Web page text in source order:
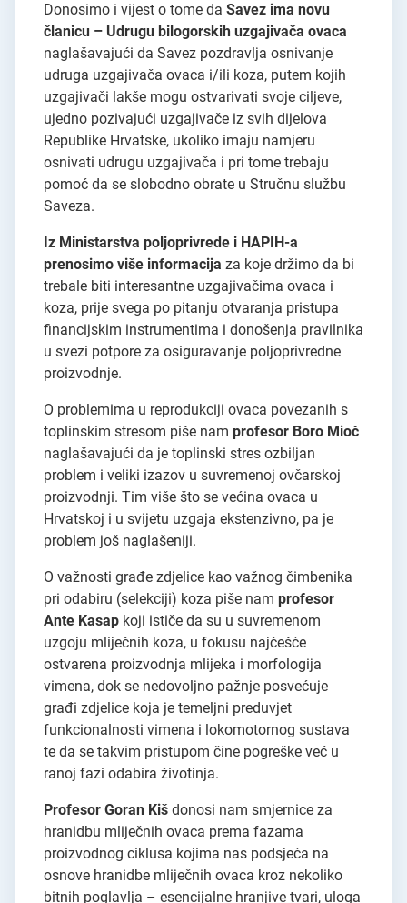
Donosimo i vijest o tome da Savez ima novu
članicu – Udrugu bilogorskih uzgajivača ovaca
naglašavajući da Savez pozdravlja osnivanje
udruga uzgajivača ovaca i/ili koza, putem kojih
uzgajivači lakše mogu ostvarivati svoje ciljeve,
ujedno pozivajući uzgajivače iz svih dijelova
Republike Hrvatske, ukoliko imaju namjeru
osnivati udrugu uzgajivača i pri tome trebaju
pomoć da se slobodno obrate u Stručnu službu
Saveza.
Iz Ministarstva poljoprivrede i HAPIH-a
prenosimo više informacija za koje držimo da bi
trebale biti interesantne uzgajivačima ovaca i
koza, prije svega po pitanju otvaranja pristupa
financijskim instrumentima i donošenja pravilnika
u svezi potpore za osiguravanje poljoprivredne
proizvodnje.
O problemima u reprodukciji ovaca povezanih s
toplinskim stresom piše nam profesor Boro Mioč
naglašavajući da je toplinski stres ozbiljan
problem i veliki izazov u suvremenoj ovčarskoj
proizvodnji. Tim više što se većina ovaca u
Hrvatskoj i u svijetu uzgaja ekstenzivno, pa je
problem još naglašeniji.
O važnosti građe zdjelice kao važnog čimbenika
pri odabiru (selekciji) koza piše nam profesor
Ante Kasap koji ističe da su u suvremenom
uzgoju mliječnih koza, u fokusu najčešće
ostvarena proizvodnja mlijeka i morfologija
vimena, dok se nedovoljno pažnje posvećuje
građi zdjelice koja je temeljni preduvjet
funkcionalnosti vimena i lokomotornog sustava
te da se takvim pristupom čine pogreške već u
ranoj fazi odabira životinja.
Profesor Goran Kiš donosi nam smjernice za
hranidbu mliječnih ovaca prema fazama
proizvodnog ciklusa kojima nas podsjeća na
osnove hranidbe mliječnih ovaca kroz nekoliko
bitnih poglavlja – esencijalne hranjive tvari, uloga